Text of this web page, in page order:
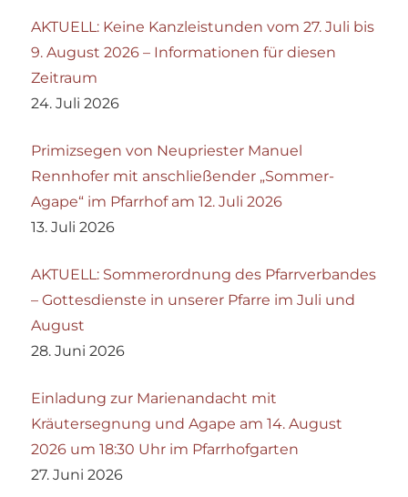
AKTUELL: Keine Kanzleistunden vom 27. Juli bis
9. August 2026 – Informationen für diesen
Zeitraum
24. Juli 2026
Primizsegen von Neupriester Manuel
Rennhofer mit anschließender „Sommer-
Agape“ im Pfarrhof am 12. Juli 2026
13. Juli 2026
AKTUELL: Sommerordnung des Pfarrverbandes
– Gottesdienste in unserer Pfarre im Juli und
August
28. Juni 2026
Einladung zur Marienandacht mit
Kräutersegnung und Agape am 14. August
2026 um 18:30 Uhr im Pfarrhofgarten
27. Juni 2026